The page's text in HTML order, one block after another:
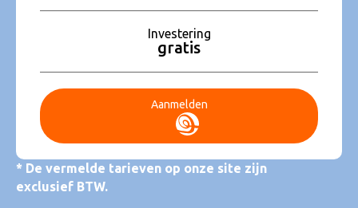
Investering
gratis
Aanmelden
* De vermelde tarieven op onze site zijn
exclusief BTW.